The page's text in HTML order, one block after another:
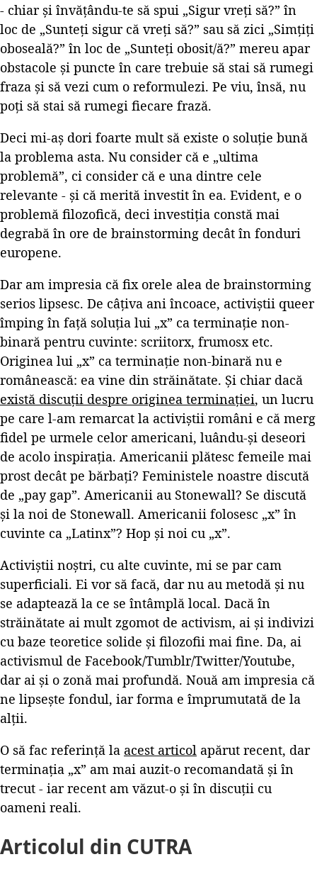
- chiar și învățându-te să spui „Sigur vreți să?” în
loc de „Sunteți sigur că vreți să?” sau să zici „Simțiți
oboseală?” în loc de „Sunteți obosit/ă?” mereu apar
obstacole și puncte în care trebuie să stai să rumegi
fraza și să vezi cum o reformulezi. Pe viu, însă, nu
poți să stai să rumegi fiecare frază.
Deci mi-aș dori foarte mult să existe o soluție bună
la problema asta. Nu consider că e „ultima
problemă”, ci consider că e una dintre cele
relevante - și că merită investit în ea. Evident, e o
problemă filozofică, deci investiția constă mai
degrabă în ore de brainstorming decât în fonduri
europene.
Dar am impresia că fix orele alea de brainstorming
serios lipsesc. De câțiva ani încoace, activiștii queer
împing în față soluția lui „x” ca terminație non-
binară pentru cuvinte: scriitorx, frumosx etc.
Originea lui „x” ca terminație non-binară nu e
românească: ea vine din străinătate. Și chiar dacă
există discuții despre originea terminației, un lucru
pe care l-am remarcat la activiștii români e că merg
fidel pe urmele celor americani, luându-și deseori
de acolo inspirația. Americanii plătesc femeile mai
prost decât pe bărbați? Feministele noastre discută
de „pay gap”. Americanii au Stonewall? Se discută
și la noi de Stonewall. Americanii folosesc „x” în
cuvinte ca „Latinx”? Hop și noi cu „x”.
Activiștii noștri, cu alte cuvinte, mi se par cam
superficiali. Ei vor să facă, dar nu au metodă și nu
se adaptează la ce se întâmplă local. Dacă în
străinătate ai mult zgomot de activism, ai și indivizi
cu baze teoretice solide și filozofii mai fine. Da, ai
activismul de Facebook/Tumblr/Twitter/Youtube,
dar ai și o zonă mai profundă. Nouă am impresia că
ne lipsește fondul, iar forma e împrumutată de la
alții.
O să fac referință la acest articol apărut recent, dar
terminația „x” am mai auzit-o recomandată și în
trecut - iar recent am văzut-o și în discuții cu
oameni reali.
Articolul din CUTRA